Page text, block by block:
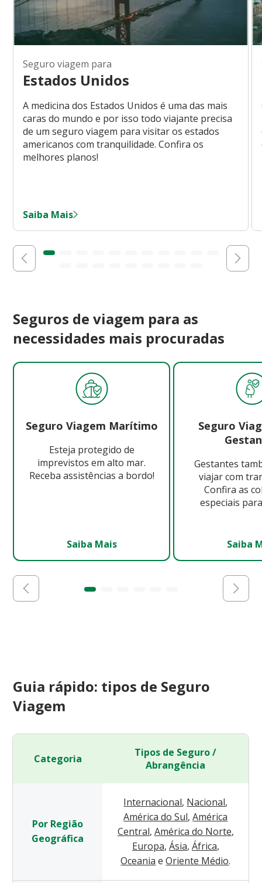
Seguro viagem para
Estados Unidos
A medicina dos Estados Unidos é uma das mais
caras do mundo e por isso todo viajante precisa
de um seguro viagem para visitar os estados
americanos com tranquilidade. Confira os
melhores planos!
Saiba Mais
Seguros de viagem para as
necessidades mais procuradas
Seguro Viagem Marítimo
Esteja protegido de
imprevistos em alto mar.
Receba assistências a bordo!
Saiba Mais
Seguro
Gestantes
viajar com
Confira as
especiais
Saiba
Guia rápido: tipos de Seguro
Viagem
Categoria
Tipos de Seguro /
Abrangência
Por Região
Geográfica
Internacional, Nacional,
América do Sul, América
Central, América do Norte,
Europa, Ásia, África,
Oceania e Oriente Médio.